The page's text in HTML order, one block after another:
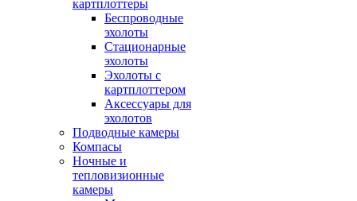
картплоттеры
Беспроводные
эхолоты
Стационарные
эхолоты
Эхолоты с
картплоттером
Аксессуары для
эхолотов
Подводные камеры
Компасы
Ночные и
тепловизионные
камеры